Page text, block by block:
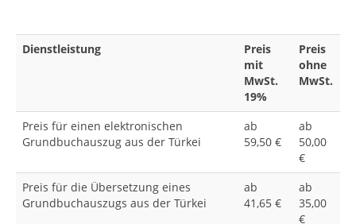
Dienstleistung
Preis
mit
MwSt.
19%
Preis
ohne
MwSt.
Preis für einen elektronischen
Grundbuchauszug aus der Türkei
ab
59,50 €
ab
50,00
€
Preis für die Übersetzung eines
Grundbuchauszugs aus der Türkei
ab
41,65 €
ab
35,00
€